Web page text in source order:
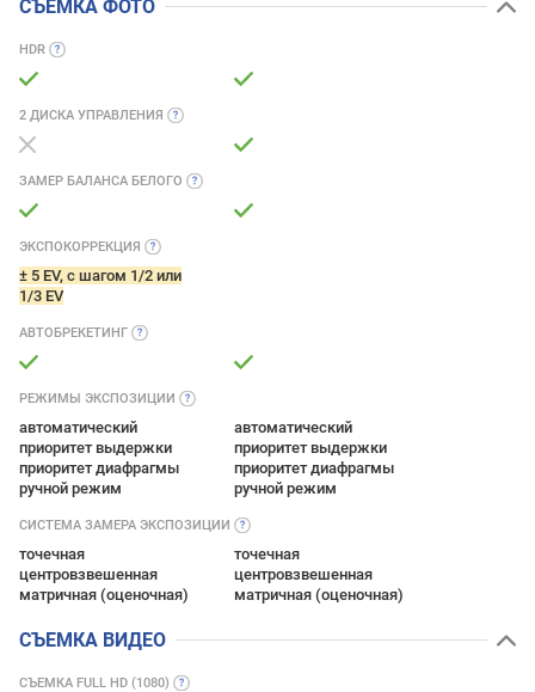
СЪЕМКА ФОТО
HDR
2 ДИСКА УПРАВЛЕНИЯ
ЗАМЕР БАЛАНСА БЕЛОГО
ЭКСПОКОРРЕКЦИЯ
± 5 EV, с шагом 1/2 или
1/3 EV
АВТОБРЕКЕТИНГ
РЕЖИМЫ ЭКСПОЗИЦИИ
автоматический
приоритет выдержки
приоритет диафрагмы
ручной режим
автоматический
приоритет выдержки
приоритет диафрагмы
ручной режим
СИСТЕМА ЗАМЕРА ЭКСПОЗИЦИИ
точечная
центровзвешенная
матричная (оценочная)
точечная
центровзвешенная
матричная (оценочная)
СЪЕМКА ВИДЕО
СЪЕМКА FULL HD (1080)